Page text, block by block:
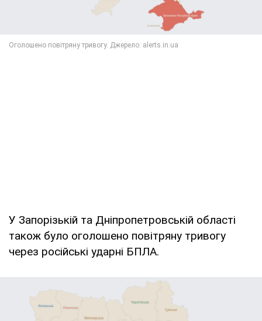
У Запорізькій та Дніпропетровській області
також було оголошено повітряну тривогу
через російські ударні БПЛА.